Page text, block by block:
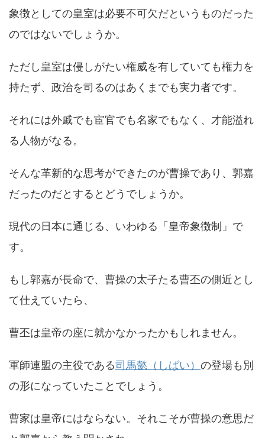
象徴としての皇室は必要不可欠だというものだった
のではないでしょうか。
ただし皇室は侵しがたい権威を有していても権力を
持たず、政治を司るのはあくまでも実力者です。
それには外戚でも宦官でも名家でもなく、才能溢れ
る人物がなる。
そんな革新的な思考ができたのが曹操であり、郭嘉
だったのだとするとどうでしょうか。
現代の日本に通じる、いわゆる「皇帝象徴制」で
す。
もし郭嘉が長命で、曹操の太子たる曹丕の側近とし
て仕えていたら、
曹丕は皇帝の座に就かなかったかもしれません。
軍師連盟の主役である司馬懿（しばい） の登場も別
の形になっていたことでしょう。
曹家は皇帝にはならない。それこそが曹操の意思だ